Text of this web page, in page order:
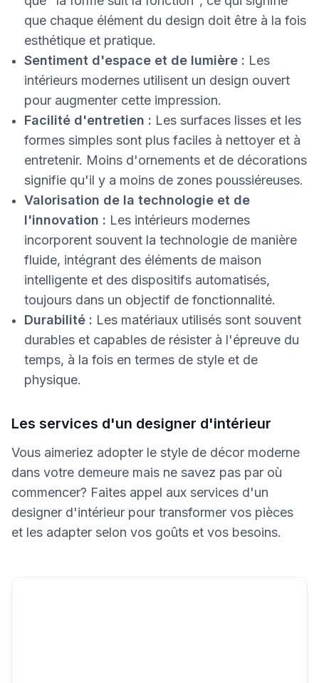
que chaque élément du design doit être à la fois
esthétique et pratique.
Sentiment d'espace et de lumière : Les
intérieurs modernes utilisent un design ouvert
pour augmenter cette impression.
Facilité d'entretien : Les surfaces lisses et les
formes simples sont plus faciles à nettoyer et à
entretenir. Moins d'ornements et de décorations
signifie qu'il y a moins de zones poussiéreuses.
Valorisation de la technologie et de
l'innovation : Les intérieurs modernes
incorporent souvent la technologie de manière
fluide, intégrant des éléments de maison
intelligente et des dispositifs automatisés,
toujours dans un objectif de fonctionnalité.
Durabilité : Les matériaux utilisés sont souvent
durables et capables de résister à l'épreuve du
temps, à la fois en termes de style et de
physique.
Les services d'un designer d'intérieur
Vous aimeriez adopter le style de décor moderne
dans votre demeure mais ne savez pas par où
commencer? Faites appel aux services d'un
designer d'intérieur pour transformer vos pièces
et les adapter selon vos goûts et vos besoins.